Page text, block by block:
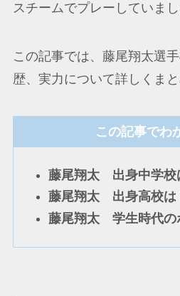
スチームでプレーしていまし
この記事では、藤尾翔太選
歴、実力について詳しくまと
この記事でわ
藤尾翔太 出身中学校
藤尾翔太 出身高校は
藤尾翔太 学生時代の